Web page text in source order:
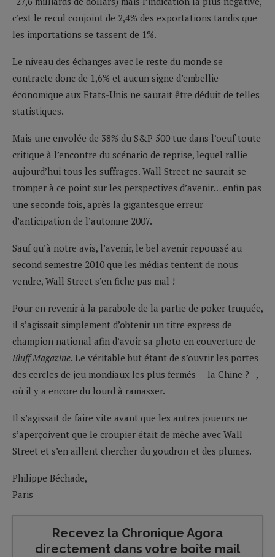
c’est le recul conjoint de 2,4% des exportations tandis que
les importations se tassent de 1%.
Le niveau des échanges avec le reste du monde se
contracte donc de 1,6% et aucun signe d’embellie
économique aux Etats-Unis ne saurait être déduit de telles
statistiques.
Mais une envolée de 38% du S&P 500 tue dans l’oeuf toute
critique à l’encontre du scénario de reprise, lequel rallie
aujourd’hui tous les suffrages. Wall Street ne saurait se
tromper à ce point sur les perspectives d’avenir… enfin pas
une seconde fois, après la gigantesque erreur
d’anticipation de l’automne 2007.
Sauf qu’à notre avis, l’avenir, le bel avenir repoussé au
second semestre 2010 que les médias tentent de nous
vendre, Wall Street s’en fiche pas mal !
Pour en revenir à la parabole de la partie de poker truquée,
il s’agissait simplement d’obtenir un titre express de
champion national afin d’avoir sa photo en couverture de
Bluff Magazine. Le véritable but étant de s’ouvrir les portes
des cercles de jeu mondiaux les plus fermés — la Chine ? –,
où il y a encore du lourd à ramasser.
Il s’agissait de faire vite avant que les autres joueurs ne
s’aperçoivent que le croupier était de mèche avec Wall
Street et s’en aillent chercher du goudron et des plumes.
Philippe Béchade,
Paris
Recevez la Chronique Agora
directement dans votre boîte mail